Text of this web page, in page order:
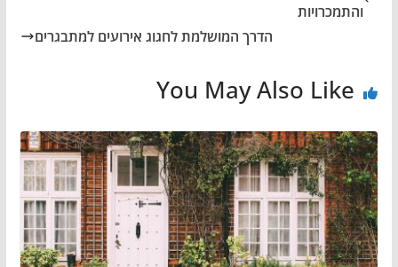
והתמכרויות
הדרך המושלמת לחגוג אירועים למתבגרים
You May Also Like